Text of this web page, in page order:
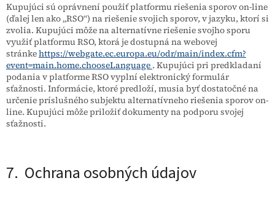
Kupujúci sú oprávnení použiť platformu riešenia sporov on-line
(ďalej len ako „RSO“) na riešenie svojich sporov, v jazyku, ktorí si
zvolia. Kupujúci môže na alternatívne riešenie svojho sporu
využiť platformu RSO, ktorá je dostupná na webovej
stránkehttps://webgate.ec.europa.eu/odr/main/index.cfm?
event=main.home.chooseLanguage . Kupujúci pri predkladaní
podania v platforme RSO vyplní elektronický formulár
sťažnosti. Informácie, ktoré predloží, musia byť dostatočné na
určenie príslušného subjektu alternatívneho riešenia sporov on-
line. Kupujúci môže priložiť dokumenty na podporu svojej
sťažnosti.
7. Ochrana osobných údajov